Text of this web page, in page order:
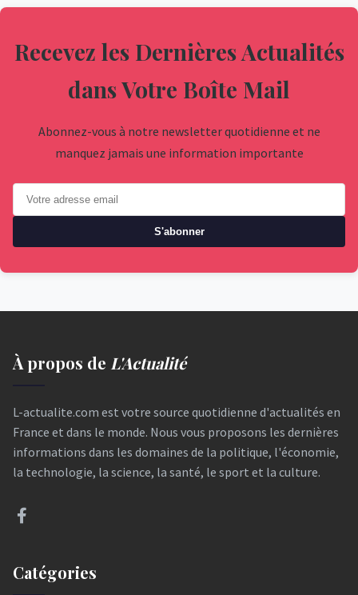
Recevez les Dernières Actualités
dans Votre Boîte Mail
Abonnez-vous à notre newsletter quotidienne et ne
manquez jamais une information importante
S'abonner
À propos de L'Actualité
L-actualite.com est votre source quotidienne d'actualités en
France et dans le monde. Nous vous proposons les dernières
informations dans les domaines de la politique, l'économie,
la technologie, la science, la santé, le sport et la culture.
Catégories